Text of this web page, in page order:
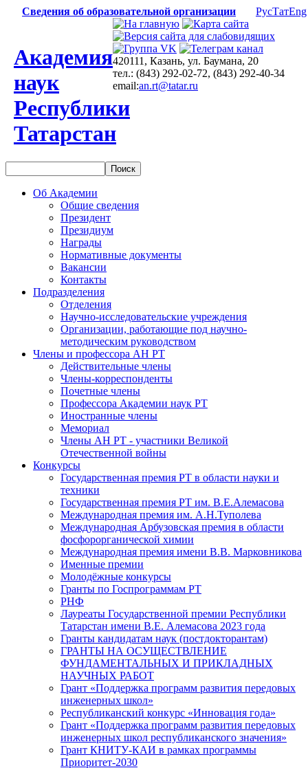
Сведения об образовательной организации РусТатEng
Академия
наук
Республики
Татарстан
420111, Казань, ул. Баумана, 20
тел.: (843) 292-02-72, (843) 292-40-34
email:an.rt@tatar.ru
Об Академии
Общие сведения
Президент
Президиум
Награды
Нормативные документы
Вакансии
Контакты
Подразделения
Отделения
Научно-исследовательские учреждения
Организации, работающие под научно-
методическим руководством
Члены и профессора АН РТ
Действительные члены
Члены-корреспонденты
Почетные члены
Профессора Академии наук РТ
Иностранные члены
Мемориал
Члены АН РТ - участники Великой
Отечественной войны
Конкурсы
Государственная премия РТ в области науки и
техники
Государственная премия РТ им. В.Е.Алемасова
Международная премия им. А.Н.Туполева
Международная Арбузовская премия в области
фосфорорганической химии
Международная премия имени В.В. Марковникова
Именные премии
Молодёжные конкурсы
Гранты по Госпрограммам РТ
РНФ
Лауреаты Государственной премии Республики
Татарстан имени В.Е. Алемасова 2023 года
Гранты кандидатам наук (постдокторантам)
ГРАНТЫ НА ОСУЩЕСТВЛЕНИЕ
ФУНДАМЕНТАЛЬНЫХ И ПРИКЛАДНЫХ
НАУЧНЫХ РАБОТ
Грант «Поддержка программ развития передовых
инженерных школ»
Республиканский конкурс «Инновация года»
Грант «Поддержка программ развития передовых
инженерных школ республиканского значения»
Грант КНИТУ-КАИ в рамках программы
Приоритет-2030